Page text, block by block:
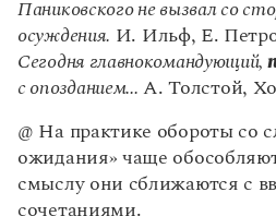
Справочник по фразеологии
Азбучные истины
Словарь-справочник непростые
Все справочники портала
Журнал
Новости и события
Паниковского не вызвал со
осуждения. И. Ильф, Е.
Сегодня главнокомандующий,
с опозданием... А. Толстой,
@ На практике обороты со
ожидания» чаще
смыслу они сближаются с
сочетаниями.